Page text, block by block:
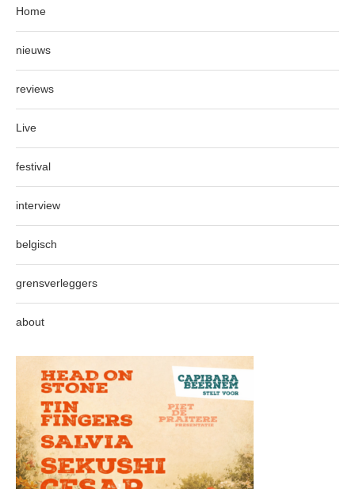
Home
nieuws
reviews
Live
festival
interview
belgisch
grensverleggers
about